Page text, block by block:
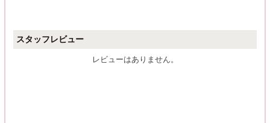
スタッフレビュー
レビューはありません。